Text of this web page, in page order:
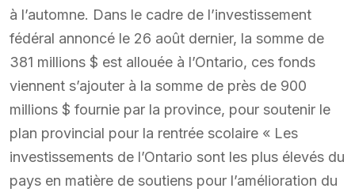
à l’automne. Dans le cadre de l’investissement
fédéral annoncé le 26 août dernier, la somme de
381 millions $ est allouée à l’Ontario, ces fonds
viennent s’ajouter à la somme de près de 900
millions $ fournie par la province, pour soutenir le
plan provincial pour la rentrée scolaire « Les
investissements de l’Ontario sont les plus élevés du
pays en matière de soutiens pour l’amélioration du